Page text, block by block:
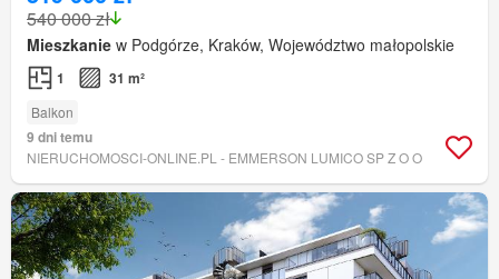
540 000 zł
Mieszkanie w Podgórze, Kraków, Województwo małopolskie
1 31 m²
Balkon
9 dni temu
NIERUCHOMOSCI-ONLINE.PL - EMMERSON LUMICO SP Z O O